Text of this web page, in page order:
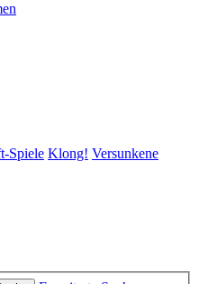
Spiele Klong! Versunkene